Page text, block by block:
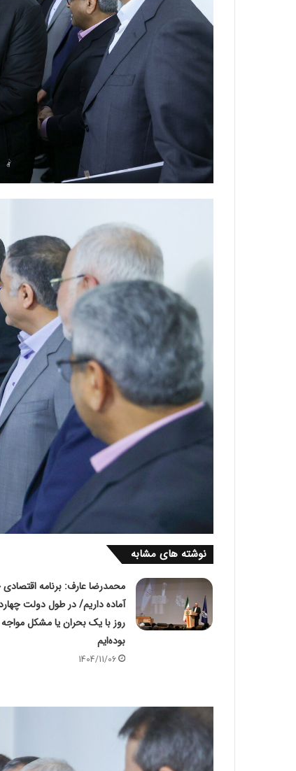
نوشته های مشابه
محمدرضا عارف: برنامه
آماده داریم/ در طول دولت
روز با یک بحران یا مشکل مواجه
بوده‌ایم
1404/11/06